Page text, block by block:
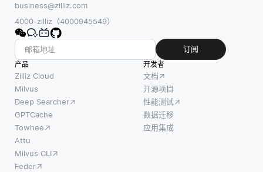
business@zilliz.com
4000-zilliz（4000945549）
订阅
产品
Zilliz Cloud
Milvus
Deep Searcher
GPTCache
Towhee
Attu
Milvus CLI
Feder
开发者
文档
开源项目
性能测试
数据迁移
应用集成